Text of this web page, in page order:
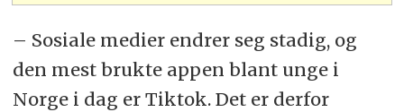
– Sosiale medier endrer seg stadig, og
den mest brukte appen blant unge i
Norge i dag er Tiktok. Det er derfor